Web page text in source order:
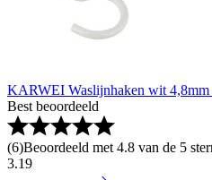
KARWEI Waslijnhaken wit 4,8mm
Best beoordeeld
(6)Beoordeeld met 4.8 van de 5
3.19